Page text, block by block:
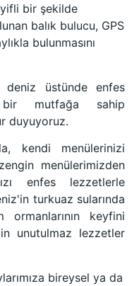
bir şekilde
balık bulucu, GPS
bulunmasını
deniz üstünde enfes
bir mutfağa sahip
duyuyoruz.
kendi menülerinizi
menülerimizden
enfes lezzetlerle
turkuaz sularında
keyfini
unutulmaz lezzetler
bireysel ya da